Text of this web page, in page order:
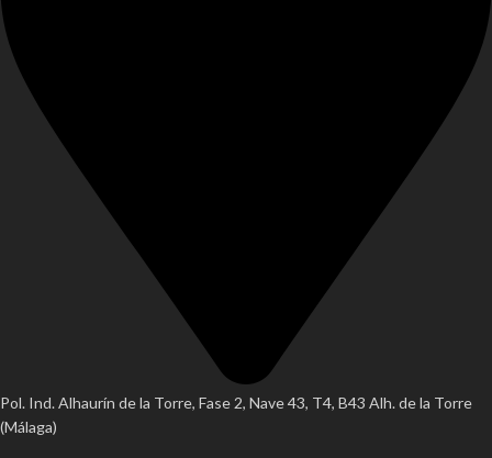
Pol. Ind. Alhaurín de la Torre, Fase 2, Nave 43, T4, B43 Alh. de la Torre
(Málaga)